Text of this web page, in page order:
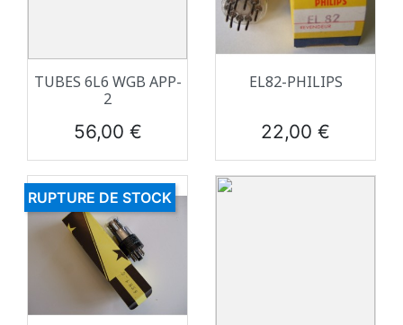
TUBES 6L6 WGB APP-
2
Prix
56,00 €
EL82-PHILIPS
Prix
22,00 €
RUPTURE DE STOCK